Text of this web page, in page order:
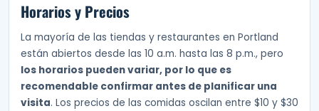
Horarios y Precios
La mayoría de las tiendas y restaurantes en Portland
están abiertos desde las 10 a.m. hasta las 8 p.m., pero
los horarios pueden variar, por lo que es
recomendable confirmar antes de planificar una
visita. Los precios de las comidas oscilan entre $10 y $30